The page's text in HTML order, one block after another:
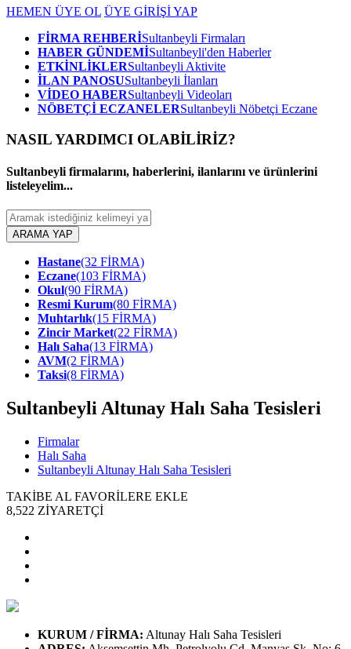
HEMEN ÜYE OL ÜYE GİRİŞİ YAP
FİRMA REHBERİSultanbeyli Firmaları
HABER GÜNDEMİSultanbeyli'den Haberler
ETKİNLİKLERSultanbeyli Aktivite
İLAN PANOSUSultanbeyli İlanları
VİDEO HABERSultanbeyli Videoları
NÖBETÇİ ECZANELERSultanbeyli Nöbetçi Eczane
NASIL YARDIMCI OLABİLİRİZ?
Sultanbeyli firmalarını, haberlerini, ilanlarını ve ürünlerini
listeleyelim...
ARAMA YAP
Hastane(32 FİRMA)
Eczane(103 FİRMA)
Okul(90 FİRMA)
Resmi Kurum(80 FİRMA)
Muhtarlık(15 FİRMA)
Zincir Market(22 FİRMA)
Halı Saha(13 FİRMA)
AVM(2 FİRMA)
Taksi(8 FİRMA)
Sultanbeyli Altunay Halı Saha Tesisleri
Firmalar
Halı Saha
Sultanbeyli Altunay Halı Saha Tesisleri
TAKİBE AL FAVORİLERE EKLE
8,522 ZİYARETÇİ
KURUM / FİRMA: Altunay Halı Saha Tesisleri